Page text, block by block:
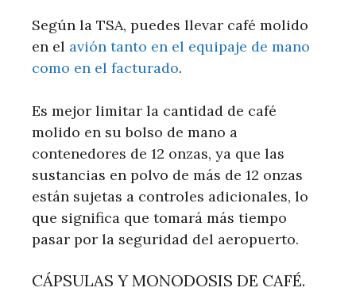
Según la TSA, puedes llevar café molido
en el avión tanto en el equipaje de mano
como en el facturado.
Es mejor limitar la cantidad de café
molido en su bolso de mano a
contenedores de 12 onzas, ya que las
sustancias en polvo de más de 12 onzas
están sujetas a controles adicionales, lo
que significa que tomará más tiempo
pasar por la seguridad del aeropuerto.
CÁPSULAS Y MONODOSIS DE CAFÉ.